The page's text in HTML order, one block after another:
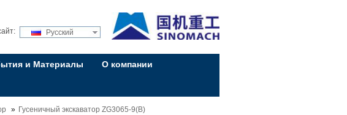
Русский
и Материалы О компании
Гусеничный экскаватор ZG3065-9(B)